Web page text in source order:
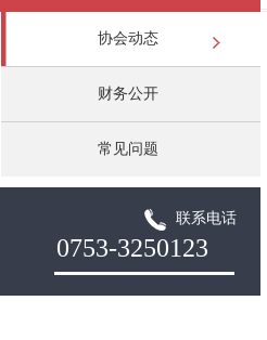
协会动态
财务公开
常见问题
联系电话
0753-3250123